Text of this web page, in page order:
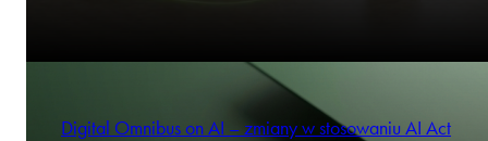
Digital Omnibus on AI – zmiany w stosowaniu AI Act